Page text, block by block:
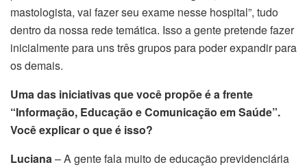
mastologista, vai fazer seu exame nesse hospital”, tudo
dentro da nossa rede temática. Isso a gente pretende fazer
inicialmente para uns três grupos para poder expandir para
os demais.
Uma das iniciativas que você propõe é a frente
“Informação, Educação e Comunicação em Saúde”.
Você explicar o que é isso?
Luciana– A gente fala muito de educação previdenciária